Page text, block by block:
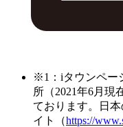
※1：iタウンペー
所（2021年6月現
ております。日
イト（https://